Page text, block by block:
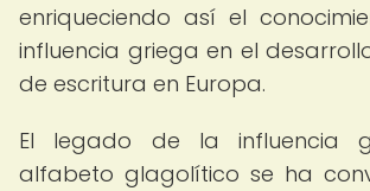
enriqueciendo así el
influencia griega en el
de escritura en Europa.
El legado de la influencia
alfabeto glagolítico se ha